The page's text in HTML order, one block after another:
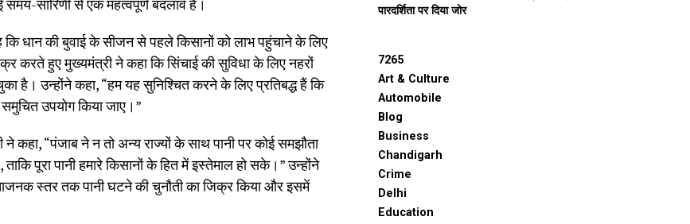
समय-सारिणी से एक महत्वपूर्ण बदलाव है।
धान की बुवाई के सीजन से पहले किसानों को लाभ पहुंचाने के लिए
करते हुए मुख्यमंत्री ने कहा कि सिंचाई की सुविधा के लिए नहरों
है। उन्होंने कहा, “हम यह सुनिश्चित करने के लिए प्रतिबद्ध हैं कि
उपयोग किया जाए।”
कहा, “पंजाब ने न तो अन्य राज्यों के साथ पानी पर कोई समझौता
पूरा पानी हमारे किसानों के हित में इस्तेमाल हो सके।” उन्होंने
स्तर तक पानी घटने की चुनौती का जिक्र किया और इसमें
पारदर्शिता पर दिया जोर
7265
Art & Culture
Automobile
Blog
Business
Chandigarh
Crime
Delhi
Education